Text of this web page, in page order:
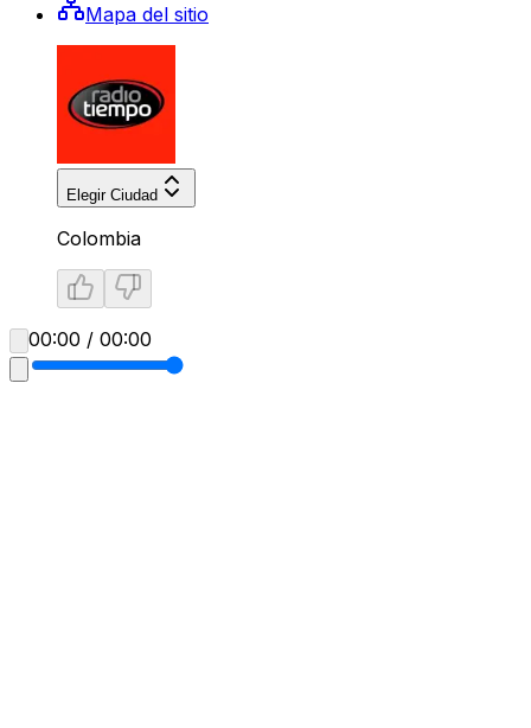
Mapa del sitio
Elegir Ciudad
Colombia
00:00 / 00:00